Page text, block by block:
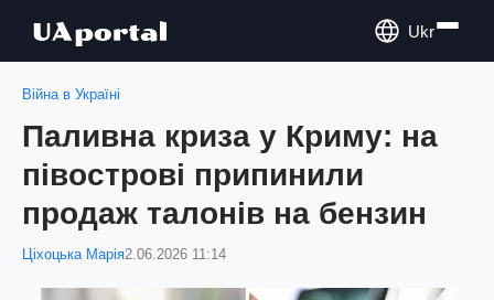
Ukr
Війна в Україні
Паливна криза у Криму: на
півострові припинили
продаж талонів на бензин
Ціхоцька Марія2.06.2026 11:14